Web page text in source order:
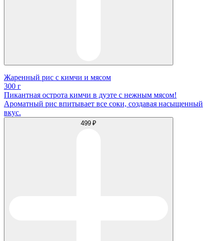
Жаренный рис с кимчи и мясом
300 г
Пикантная острота кимчи в дуэте с нежным мясом!
Ароматный рис впитывает все соки, создавая насыщенный
вкус.
499 ₽